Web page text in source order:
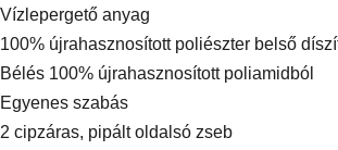
Vízlepergető anyag
100% újrahasznosított poliészter belső
Bélés 100% újrahasznosított poliamidból
Egyenes szabás
2 cipzáras, pipált oldalsó zseb